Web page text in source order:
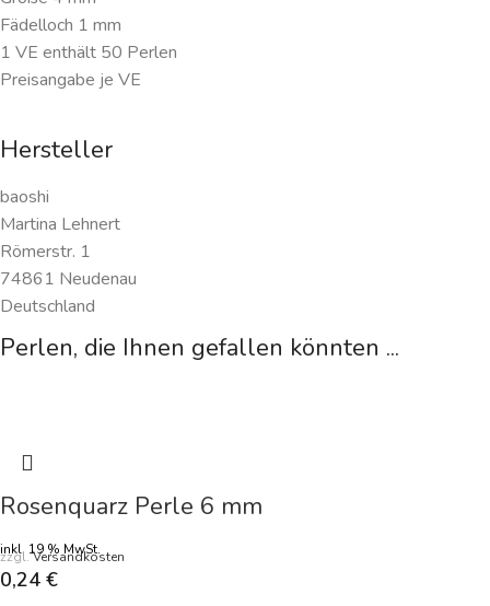
Fädelloch 1 mm
1 VE enthält 50 Perlen
Preisangabe je VE
Hersteller
baoshi
Martina Lehnert
Römerstr. 1
74861 Neudenau
Deutschland
Perlen, die Ihnen gefallen könnten ...
Rosenquarz Perle 6 mm
inkl. 19 % MwSt.
zzgl.Versandkosten
0,24 €